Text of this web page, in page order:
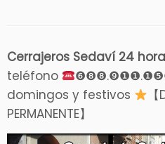
Cerrajeros Sedaví 24
teléfono
domingos y festivos
PERMANENTE】